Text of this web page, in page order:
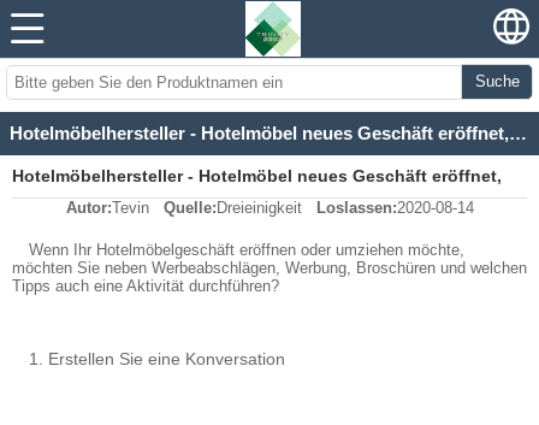
Suche
Hotelmöbelhersteller - Hotelmöbel neues Geschäft eröffnet, um Kunden zu kreisen
Hotelmöbelhersteller - Hotelmöbel neues Geschäft eröffnet,
um Kunden zu kreisen
Autor:Tevin Quelle: Dreieinigkeit Loslassen:2020-08-14
Wenn Ihr Hotelmöbelgeschäft eröffnen oder umziehen möchte,
möchten Sie neben Werbeabschlägen, Werbung, Broschüren und welchen
Tipps auch eine Aktivität durchführen?
1. Erstellen Sie eine Konversation